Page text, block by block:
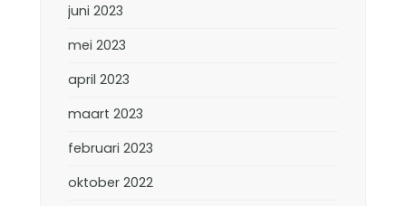
juni 2023
mei 2023
april 2023
maart 2023
februari 2023
oktober 2022